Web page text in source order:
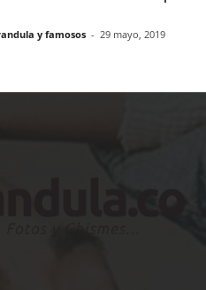
y famosos - 29 mayo, 2019